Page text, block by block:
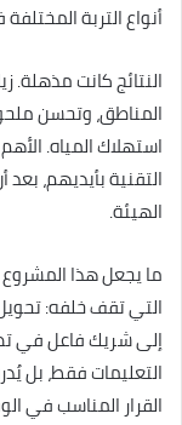
أنواع التربة
المناطق، وتحسن
استهلاك المياه.
التقنية بأيديهم،
الهيئة.
ما يجعل هذا
التي تقف خلفه:
إلى شريك فاعل في
التعليمات فقط، بل
القرار المناسب في